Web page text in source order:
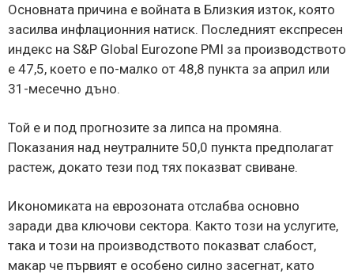
Основната причина е войната в Близкия изток, която
засилва инфлационния натиск. Последният експресен
индекс на S&P Global Eurozone PMI за производството
е 47,5, което е по-малко от 48,8 пункта за април или
31-месечно дъно.
Той е и под прогнозите за липса на промяна.
Показания над неутралните 50,0 пункта предполагат
растеж, докато тези под тях показват свиване.
Икономиката на еврозоната отслабва основно
заради два ключови сектора. Както този на услугите,
така и този на производството показват слабост,
макар че първият е особено силно засегнат, като